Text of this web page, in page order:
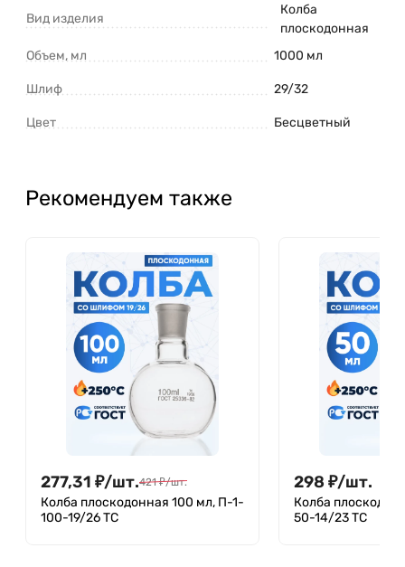
Вид изделия
Колба
плоскодонная
Объем, мл
1000 мл
Шлиф 29/32
Цвет Бесцветный
Рекомендуем также
277,31 ₽/шт.421 ₽/шт.
Колба плоскодонная 100 мл, П-1-
100-19/26 ТС
298 ₽/шт.
Колба
50-14/23 ТС